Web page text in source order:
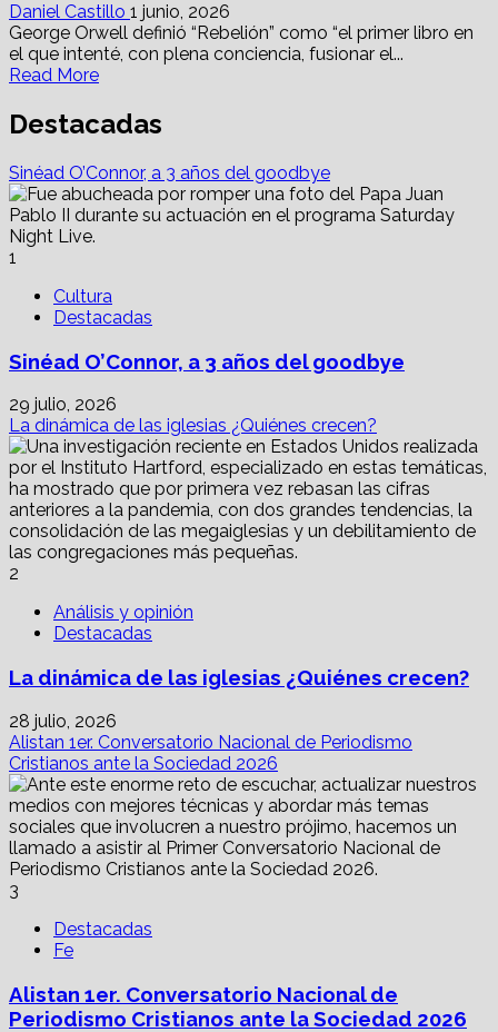
Daniel Castillo 1 junio, 2026
George Orwell definió “Rebelión” como “el primer libro en
el que intenté, con plena conciencia, fusionar el...
Read MoreRead
about
¿Cómo
en
la
granja’
Lewis
y
combatió
el
Destacadas
Sinéad O’Connor, a 3 años del goodbye
1
Cultura
Destacadas
Sinéad O’Connor, a 3 años del goodbye
29 julio, 2026
La dinámica de las iglesias ¿Quiénes crecen?
2
Análisis y opinión
Destacadas
La dinámica de las iglesias ¿Quiénes crecen?
28 julio, 2026
Alistan 1er. Conversatorio Nacional de Periodismo
Cristianos ante la Sociedad 2026
3
Destacadas
Fe
Alistan 1er. Conversatorio Nacional de
Periodismo Cristianos ante la Sociedad 2026